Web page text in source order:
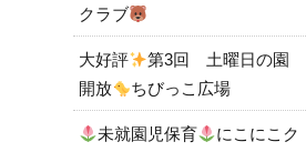
クラブ
大好評
第3回 土曜日の園
開放
ちびっこ広場
未就園児保育
にこにこク